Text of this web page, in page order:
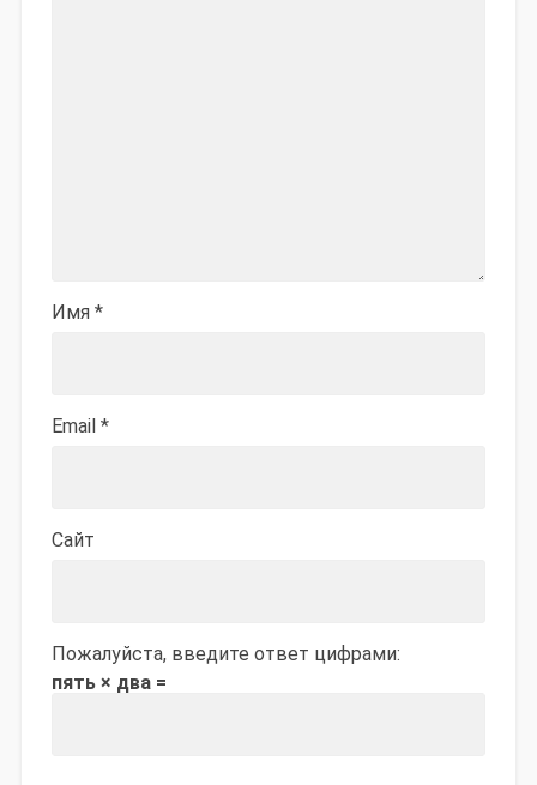
Имя *
Email *
Сайт
Пожалуйста, введите ответ цифрами:
пять × два =